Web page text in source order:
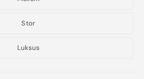
Stor
Luksus